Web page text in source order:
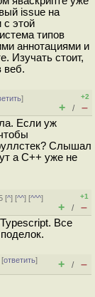
issue на
с этой
типов
аннотациями и
Изучать стоит,
веб.
]
+2
+ / –
Если уж
Слышал
а C++ уже не
[^] [^^] [^^^]
+1
+ / –
Все
[ответить]
+ / –